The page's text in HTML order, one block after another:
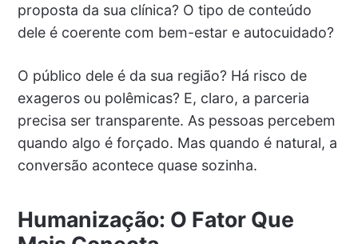
proposta da sua clínica? O tipo de conteúdo
dele é coerente com bem-estar e autocuidado?
O público dele é da sua região? Há risco de
exageros ou polêmicas? E, claro, a parceria
precisa ser transparente. As pessoas percebem
quando algo é forçado. Mas quando é natural, a
conversão acontece quase sozinha.
Humanização: O Fator Que